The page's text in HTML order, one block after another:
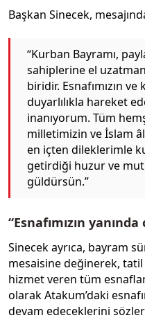
Başkan Sinecek,
“Kurban Bayramı,
sahiplerine el
biridir. Esnafımızın
duyarlılıkla hareket
inanıyorum. Tüm
milletimizin ve İslam
en içten dileklerimle
getirdiği huzur ve
güldürsün.”
“Esnafımızın
Sinecek ayrıca, bayram
mesaisine değinerek,
hizmet veren tüm
olarak Atakum’daki
devam edeceklerini